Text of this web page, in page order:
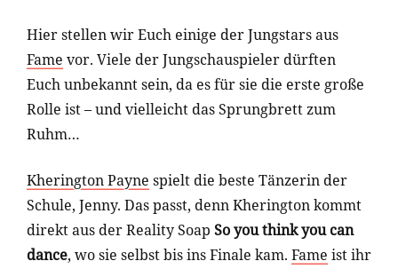
Hier stellen wir Euch einige der Jungstars aus
Fame vor. Viele der Jungschauspieler dürften
Euch unbekannt sein, da es für sie die erste große
Rolle ist – und vielleicht das Sprungbrett zum
Ruhm…
Kherington Payne spielt die beste Tänzerin der
Schule, Jenny. Das passt, denn Kherington kommt
direkt aus der Reality Soap So you think you can
dance, wo sie selbst bis ins Finale kam. Fame ist ihr